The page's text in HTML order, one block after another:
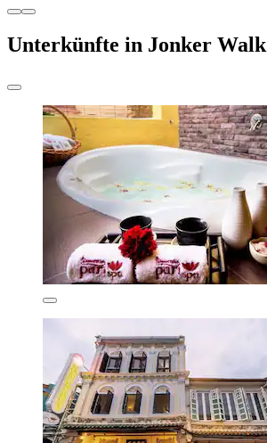
Unterkünfte in Jonker Walk